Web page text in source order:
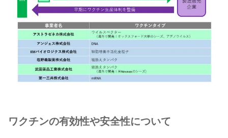
ワクチンの有効性や安全性について